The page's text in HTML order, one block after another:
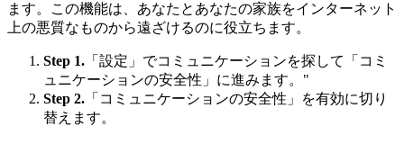
ます。この機能は、あなたとあなたの家族をインターネット
上の悪質なものから遠ざけるのに役立ちます。
Step 1. 「設定」でコミュニケーションを探して「コミ
ュニケーションの安全性」に進みます。"
Step 2. 「コミュニケーションの安全性」を有効に切り
替えます。